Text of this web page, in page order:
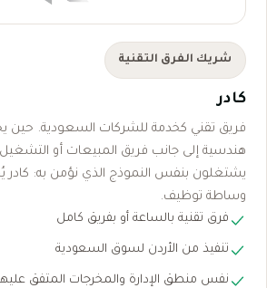
شريك الفرق التقنية
كادر
فريق تقني كخدمة للشركات السعودية. حين
هندسية إلى جانب فريق المبيعات أو
يشتغلون بنفس النموذج الذي نؤمن به: كادر
وساطة توظيف.
فرق تقنية بالساعة أو بفريق كامل
تنفيذ من الأردن لسوق السعودية
نفس منطق الإدارة والمخرجات المتفق